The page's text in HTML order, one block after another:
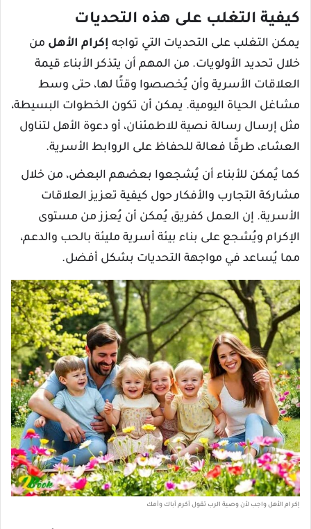
كيفية التغلب على هذه التحديات
يمكن التغلب على التحديات التي تواجه إكرام الأهل من
خلال تحديد الأولويات. من المهم أن يتذكر الأبناء قيمة
العلاقات الأسرية وأن يُخصصوا وقتًا لها، حتى وسط
مشاغل الحياة اليومية. يمكن أن تكون الخطوات البسيطة،
مثل إرسال رسالة نصية للاطمئنان، أو دعوة الأهل لتناول
العشاء، طرقًا فعالة للحفاظ على الروابط الأسرية.
كما يُمكن للأبناء أن يُشجعوا بعضهم البعض، من خلال
مشاركة التجارب والأفكار حول كيفية تعزيز العلاقات
الأسرية. إن العمل كفريق يُمكن أن يُعزز من مستوى
الإكرام ويُشجع على بناء بيئة أسرية مليئة بالحب والدعم،
مما يُساعد في مواجهة التحديات بشكل أفضل.
إكرام الأهل واجب لأن وصية الرب تقول أكرم أباك وأمك